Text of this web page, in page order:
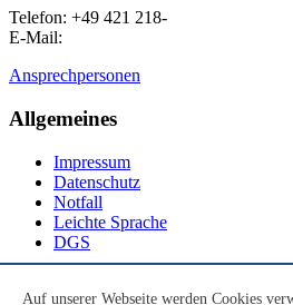
Telefon: +49 421 218-
E-Mail:
Ansprechpersonen
Allgemeines
Impressum
Datenschutz
Notfall
Leichte Sprache
DGS
Auf unserer Webseite werden Cookies